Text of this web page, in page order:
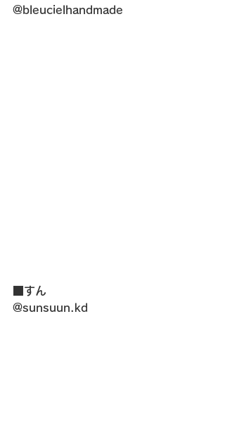
@bleucielhandmade
■すん
@sunsuun.kd